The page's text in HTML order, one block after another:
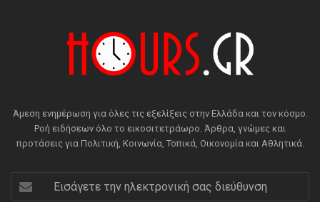
Άμεση ενημέρωση για όλες τις εξελίξεις στην Ελλάδα και τον κόσμο.
Ροή ειδήσεων όλο το εικοσιτετράωρο. Άρθρα, γνώμες και
προτάσεις για Πολιτική, Κοινωνία, Τοπικά, Οικονομία και Αθλητικά.
Εισάγετε
την